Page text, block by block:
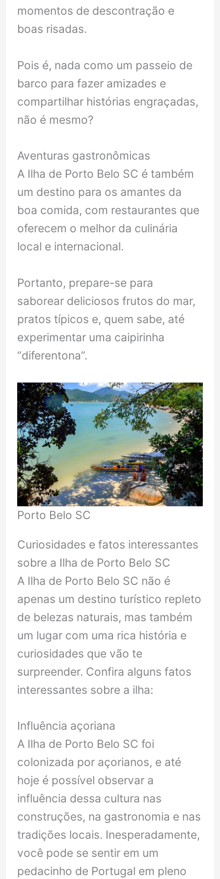
momentos de descontração e
boas risadas.
Pois é, nada como um passeio de
barco para fazer amizades e
compartilhar histórias engraçadas,
não é mesmo?
Aventuras gastronômicas
A Ilha de Porto Belo SC é também
um destino para os amantes da
boa comida, com restaurantes que
oferecem o melhor da culinária
local e internacional.
Portanto, prepare-se para
saborear deliciosos frutos do mar,
pratos típicos e, quem sabe, até
experimentar uma caipirinha
“diferentona”.
Porto Belo SC
Curiosidades e fatos interessantes
sobre a Ilha de Porto Belo SC
A Ilha de Porto Belo SC não é
apenas um destino turístico repleto
de belezas naturais, mas também
um lugar com uma rica história e
curiosidades que vão te
surpreender. Confira alguns fatos
interessantes sobre a ilha:
Influência açoriana
A Ilha de Porto Belo SC foi
colonizada por açorianos, e até
hoje é possível observar a
influência dessa cultura nas
construções, na gastronomia e nas
tradições locais. Inesperadamente,
você pode se sentir em um
pedacinho de Portugal em pleno